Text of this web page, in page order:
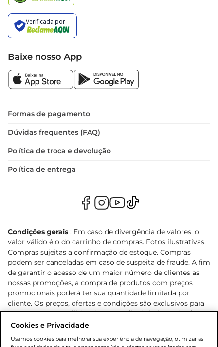
Baixe nosso App
Formas de pagamento
Dúvidas frequentes (FAQ)
Política de troca e devolução
Política de entrega
Condições gerais : Em caso de divergência de valores, o
valor válido é o do carrinho de compras. Fotos ilustrativas.
Compras sujeitas a confirmação de estoque. Compras
podem ser canceladas em caso de suspeita de fraude. A fim
de garantir o acesso de um maior número de clientes as
nossas promoções, a compra de produtos com preços
promocionais poderá ter sua quantidade limitada por
cliente. Os preços, ofertas e condições são exclusivos para
o e-commerce e válidos durante o dia de hoje, podendo
sofrer alterações sem prévia notificação. Proibida a venda
Lei n.º 8069/90, art. 81, inciso II (Estatuto da Criança e do
Cookies e Privacidade
Usamos cookies para melhorar sua experiência de navegação, otimizar as